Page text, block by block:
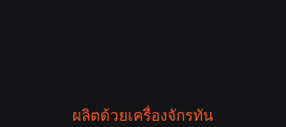
ผลิตด้วยเครื่องจักรทัน